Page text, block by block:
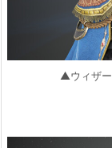
▲ウィザー